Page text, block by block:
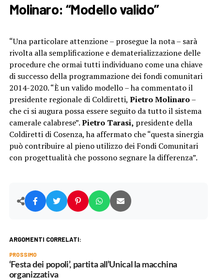
Molinaro: “Modello valido”
“Una particolare attenzione – prosegue la nota – sarà
rivolta alla semplificazione e dematerializzazione delle
procedure che ormai tutti individuano come una chiave
di successo della programmazione dei fondi comunitari
2014-2020. “È un valido modello – ha commentato il
presidente regionale di Coldiretti, Pietro Molinaro–
che ci si augura possa essere seguito da tutto il sistema
camerale calabrese”.Pietro Tarasi, presidente della
Coldiretti di Cosenza, ha affermato che “questa sinergia
può contribuire al pieno utilizzo dei Fondi Comunitari
con progettualità che possono segnare la differenza”.
ARGOMENTI CORRELATI:
PROSSIMO
‘Festa dei popoli’, partita all’Unical la macchina
organizzativa